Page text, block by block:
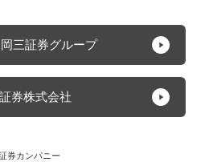
保有し続けることにより金利相
け払いが発生します。【FX】外
るため、対象通貨の為替相場の
く変動し、投資元本（証拠金）を
三証券グループ
券株式会社
券カンパニー